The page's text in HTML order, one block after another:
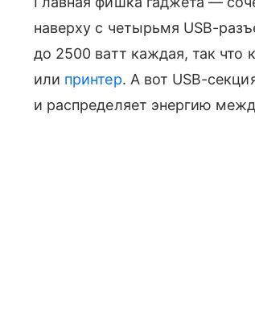
наверху с четырьмя USB-
до 2500 ватт каждая, так
или принтер. А вот USB-
и распределяет энергию